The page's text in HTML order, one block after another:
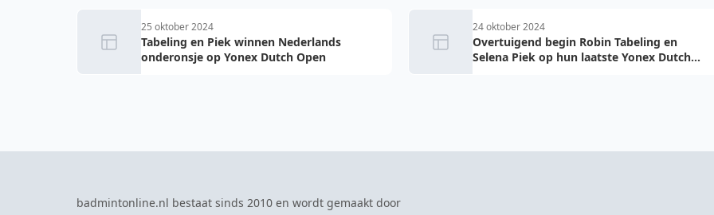
25 oktober 2024
Tabeling en Piek winnen Nederlands
onderonsje op Yonex Dutch Open
24 oktober 2024
Overtuigend begin Robin Tabeling en
Selena Piek op hun laatste Yonex Dutch
badmintonline.nl bestaat sinds 2010 en wordt gemaakt door